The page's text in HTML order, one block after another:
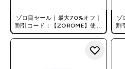
ゾロ目セール｜最大70%オフ｜
割引コード：【ZOROME】使用
で追加10%オフ！
ゾ
割